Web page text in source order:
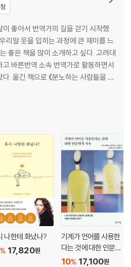
좋아서 번역가의 길을 걷기 시작했
리말 옷을 입히는 과정에 큰 재미를 느
좋은 책을 많이 소개하고 싶다. 고려대
바른번역 소속 번역가로 활동하면서
. 옮긴 책으로 《분노하는 사람들을 상
》, 《맥스웰 몰츠 성공의 법칙》, 《인
, 《천재의 식단》, 《메이커스 랩》,
가 되었
나한테 화났나?
17,820원
%
기계가 언어를 사용한
다는 것에 대한 인문학
적 사유17,100원
10%